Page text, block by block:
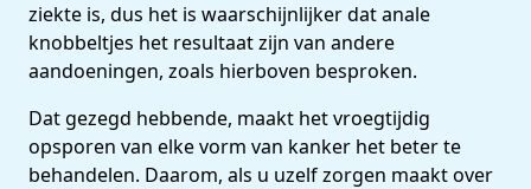
ziekte is, dus het is waarschijnlijker dat anale
knobbeltjes het resultaat zijn van andere
aandoeningen, zoals hierboven besproken.
Dat gezegd hebbende, maakt het vroegtijdig
opsporen van elke vorm van kanker het beter te
behandelen. Daarom, als u uzelf zorgen maakt over